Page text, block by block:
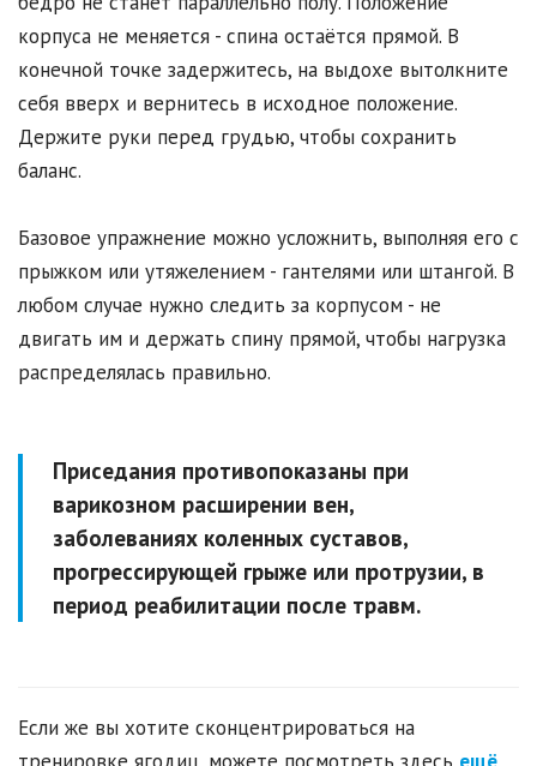
корпуса не меняется - спина остаётся прямой. В
конечной точке задержитесь, на выдохе вытолкните
себя вверх и вернитесь в исходное положение.
Держите руки перед грудью, чтобы сохранить
баланс.
Базовое упражнение можно усложнить, выполняя его с
прыжком или утяжелением - гантелями или штангой. В
любом случае нужно следить за корпусом - не
двигать им и держать спину прямой, чтобы нагрузка
распределялась правильно.
Приседания противопоказаны при
варикозном расширении вен,
заболеваниях коленных суставов,
прогрессирующей грыже или протрузии, в
период реабилитации после травм.
Если же вы хотите сконцентрироваться на